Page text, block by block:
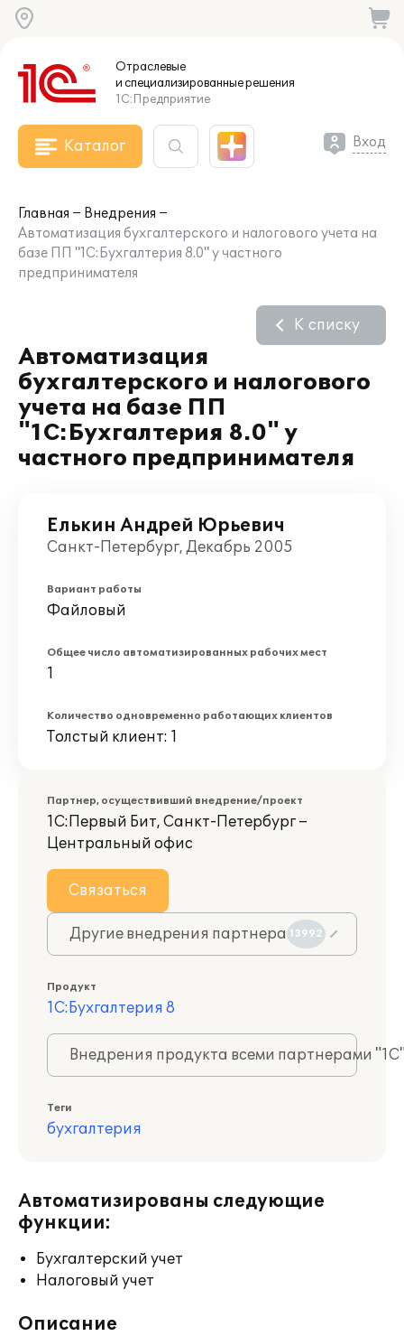
Отраслевые
и специализированныерешения
1С:Предприятие
Каталог Вход
Главная
Внедрения
Автоматизация бухгалтерского и налогового учета на
базе ПП "1C:Бухгалтерия 8.0" у частного
предпринимателя
Автоматизация
бухгалтерского и налогового
учета на базе ПП
"1C:Бухгалтерия 8.0" у
частного предпринимателя
К списку
Елькин Андрей Юрьевич
Санкт-Петербург, Декабрь 2005
Вариант работы
Файловый
Общее число автоматизированных рабочих мест
1
Количество одновременно работающих клиентов
Толстый клиент: 1
Партнер, осуществивший внедрение/проект
1С:Первый Бит, Санкт-Петербург –
Центральный офис
Связаться
Другие внедрения партнера 13992
Продукт
1С:Бухгалтерия 8
Внедрения продукта всеми партнерами
Теги
бухгалтерия
Автоматизированы следующие
функции:
Бухгалтерский учет
Налоговый учет
Описание